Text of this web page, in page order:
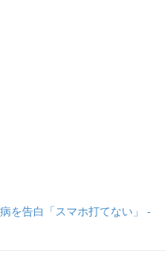
を告白「スマホ打てない」 -